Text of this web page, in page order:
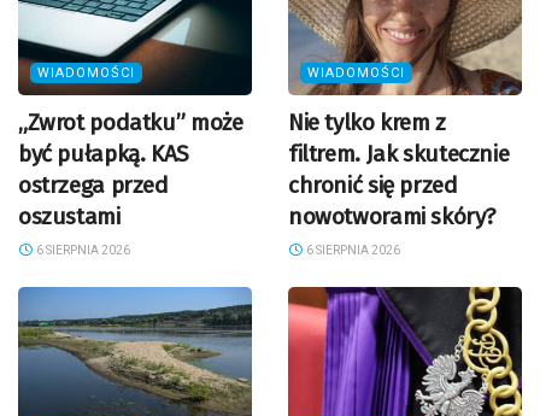
WIADOMOŚCI
„Zwrot podatku” może
być pułapką. KAS
ostrzega przed
oszustami
6 SIERPNIA 2026
WIADOMOŚCI
Nie tylko krem z
filtrem. Jak skutecznie
chronić się przed
nowotworami skóry?
6 SIERPNIA 2026